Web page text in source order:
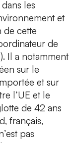
les
et
de cette
de
Il a notamment
sur le
et sur
l’UE et le
de 42 ans
français,
pas